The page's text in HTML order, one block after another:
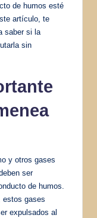
de humos esté
artículo, te
saber si la
sin
y otros gases
ser
de humos.
estos gases
expulsados ​​al